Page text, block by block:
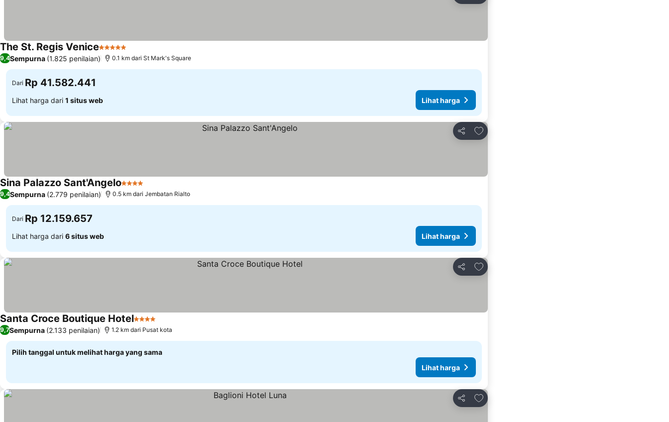
The St. Regis Venice5 Bintang
9,4Sempurna (1.825 penilaian) 0.1 km dari St Mark's Square
Dari Rp 41.582.441
Lihat harga dari 1 situs web Lihat harga
Bagikan
Tambahkan ke favorit
Sina Palazzo Sant'Angelo4 Bintang
9,4Sempurna (2.779 penilaian) 0.5 km dari Jembatan Rialto
Dari Rp 12.159.657
Lihat harga dari 6 situs web Lihat harga
Bagikan
Tambahkan ke favorit
Santa Croce Boutique Hotel4 Bintang
9,7Sempurna (2.133 penilaian) 1.2 km dari Pusat kota
Pilih tanggal untuk melihat harga yang sama
Lihat harga
Bagikan
Tambahkan ke favorit